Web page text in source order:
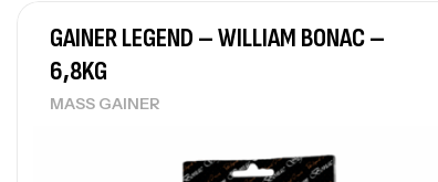
GAINER LEGEND – WILLIAM BONAC –
6,8KG
MASS GAINER